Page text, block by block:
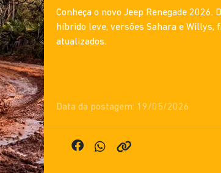
Conheça o novo Jeep Renegade
híbrido leve, versões Sahara e Willys,
atualizados.
Data da postagem: 19/05/2026